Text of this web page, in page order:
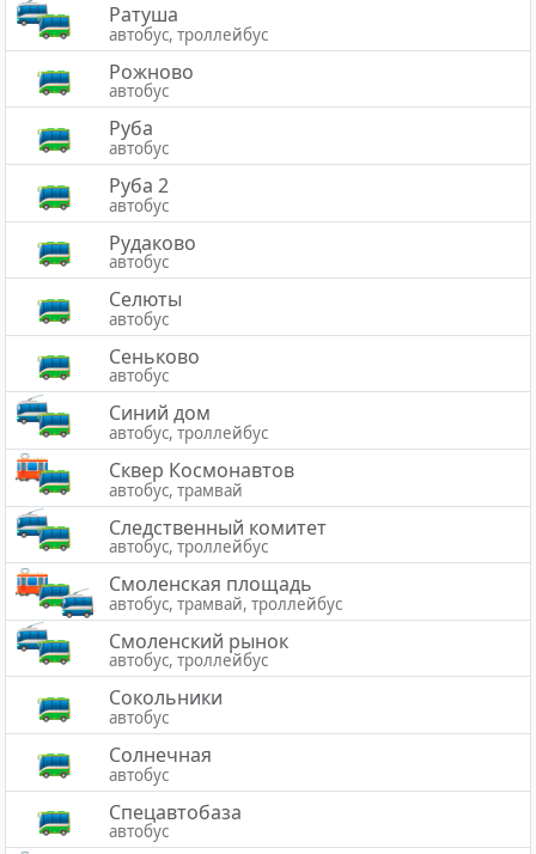
Ратуша
автобус, троллейбус
Рожново
автобус
Руба
автобус
Руба 2
автобус
Рудаково
автобус
Селюты
автобус
Сеньково
автобус
Синий дом
автобус, троллейбус
Сквер Космонавтов
автобус, трамвай
Следственный комитет
автобус, троллейбус
Смоленская площадь
автобус, трамвай, троллейбус
Смоленский рынок
автобус, троллейбус
Сокольники
автобус
Солнечная
автобус
Спецавтобаза
автобус